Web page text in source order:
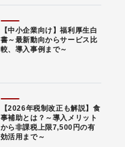
【中小企業向け】福利厚生白
書～最新動向からサービス比
較、導入事例まで～
【2026年税制改正も解説】食
事補助とは？～導入メリット
から非課税上限7,500円の有
効活用まで～